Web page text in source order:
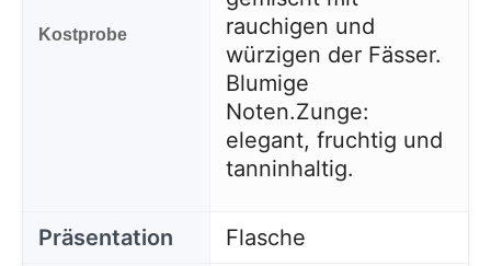
Kostprobe
rauchigen und
würzigen der Fässer.
Blumige
Noten.Zunge:
elegant, fruchtig und
tanninhaltig.
Präsentation
Flasche